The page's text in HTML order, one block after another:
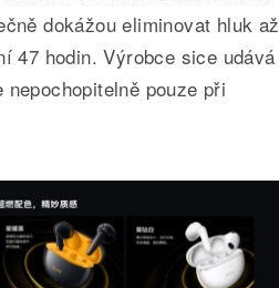
dokážou eliminovat hluk až
47 hodin. Výrobce sice udává
pouze při